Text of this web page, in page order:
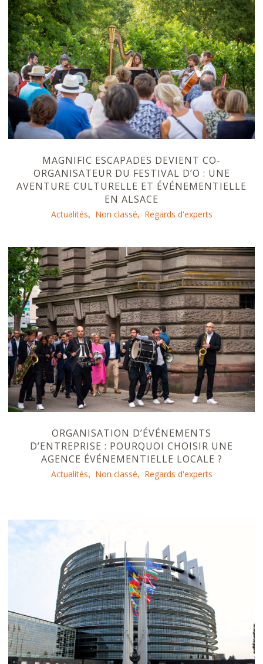
MAGNIFIC ESCAPADES DEVIENT CO-
ORGANISATEUR DU FESTIVAL D’O : UNE
AVENTURE CULTURELLE ET ÉVÉNEMENTIELLE
EN ALSACE
Actualités, Non classé, Regards d'experts
ORGANISATION D’ÉVÉNEMENTS
D’ENTREPRISE : POURQUOI CHOISIR UNE
AGENCE ÉVÉNEMENTIELLE LOCALE ?
Actualités, Non classé, Regards d'experts